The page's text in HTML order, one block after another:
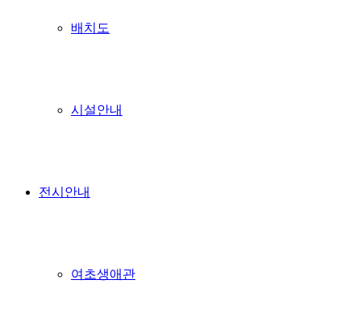
배치도
시설안내
전시안내
여초생애관